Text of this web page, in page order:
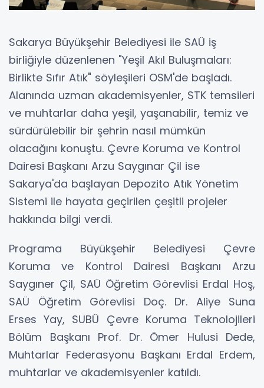
Sakarya Büyükşehir Belediyesi ile SAÜ iş
birliğiyle düzenlenen "Yeşil Akıl Buluşmaları:
Birlikte Sıfır Atık" söyleşileri OSM'de başladı.
Alanında uzman akademisyenler, STK temsileri
ve muhtarlar daha yeşil, yaşanabilir, temiz ve
sürdürülebilir bir şehrin nasıl mümkün
olacağını konuştu. Çevre Koruma ve Kontrol
Dairesi Başkanı Arzu Saygınar Çil ise
Sakarya'da başlayan Depozito Atık Yönetim
Sistemi ile hayata geçirilen çeşitli projeler
hakkında bilgi verdi.
Programa Büyükşehir Belediyesi Çevre
Koruma ve Kontrol Dairesi Başkanı Arzu
Saygıner Çil, SAÜ Öğretim Görevlisi Erdal Hoş,
SAÜ Öğretim Görevlisi Doç. Dr. Aliye Suna
Erses Yay, SUBÜ Çevre Koruma Teknolojileri
Bölüm Başkanı Prof. Dr. Ömer Hulusi Dede,
Muhtarlar Federasyonu Başkanı Erdal Erdem,
muhtarlar ve akademisyenler katıldı.